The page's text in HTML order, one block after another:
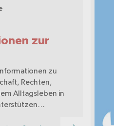
zur
zu
Rechten,
Alltagsleben in